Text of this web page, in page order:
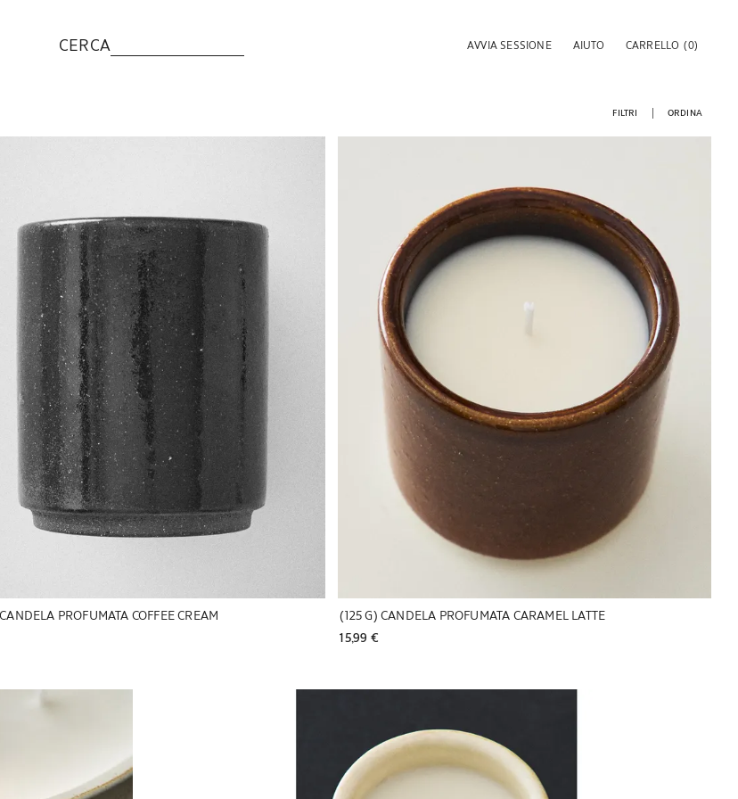
CERCA AVVIA SESSIONE AIUTO CARRELLO (0)
FILTRI
ORDINA
PROFUMATA COFFEE CREAM
cambiata in 1 di 5
(125 G) CANDELA PROFUMATA CARAMEL LATTE
15,99 €
Immagine cambiata in 1 di 5